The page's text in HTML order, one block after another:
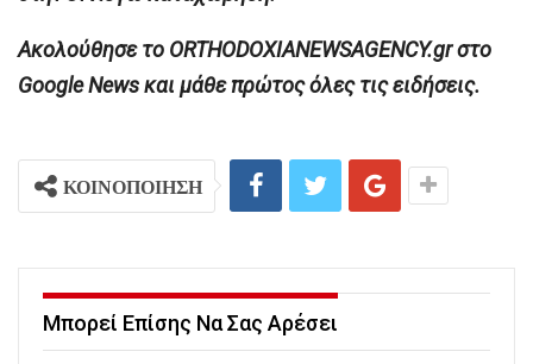
Ακολούθησε το ORTHODOXIANEWSAGENCY.gr στο
Google News και μάθε πρώτος όλες τις ειδήσεις.
ΚΟΙΝΟΠΟΙΗΣΗ
Μπορεί Επίσης Να Σας Αρέσει